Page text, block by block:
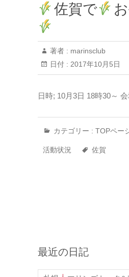
佐賀で
著者 : marinsclub
日付 : 2017年10月5日
日時; 10月3日 18時30～
カテゴリー : TOPペー
活動状況 佐賀
最近の日記